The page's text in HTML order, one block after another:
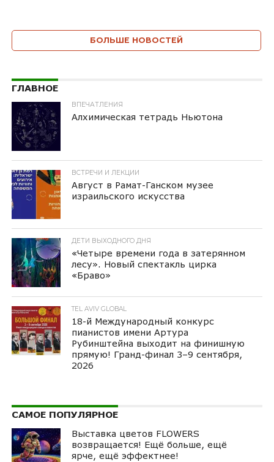
БОЛЬШЕ НОВОСТЕЙ
ГЛАВНОЕ
ВПЕЧАТЛЕНИЯ
Алхимическая тетрадь Ньютона
ВСТРЕЧИ И ЛЕКЦИИ
Август в Рамат-Ганском музее
израильского искусства
ДЕТИ ВЫХОДНОГО ДНЯ
«Четыре времени года в затерянном
лесу». Новый спектакль цирка
«Браво»
TEL AVIV GLOBAL
18-й Международный конкурс
пианистов имени Артура
Рубинштейна выходит на финишную
прямую! Гранд-финал 3–9 сентября,
2026
САМОЕ ПОПУЛЯРНОЕ
Выставка цветов FLOWERS
возвращается! Ещё больше, ещё
ярче, ещё эффектнее!